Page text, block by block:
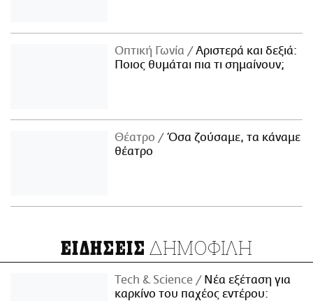
Οπτική Γωνία
Αριστερά και δεξιά:
Ποιος θυμάται πια τι σημαίνουν;
Θέατρο
Όσα ζούσαμε, τα κάναμε
θέατρο
ΕΙΔΗΣΕΙΣ ΔΗΜΟΦΙΛΗ
Τech & Science
Νέα εξέταση για
καρκίνο του παχέος εντέρου: